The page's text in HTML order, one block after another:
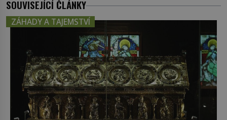
SOUVISEJÍCÍ ČLÁNKY
ZÁHADY A TAJEMSTVÍ